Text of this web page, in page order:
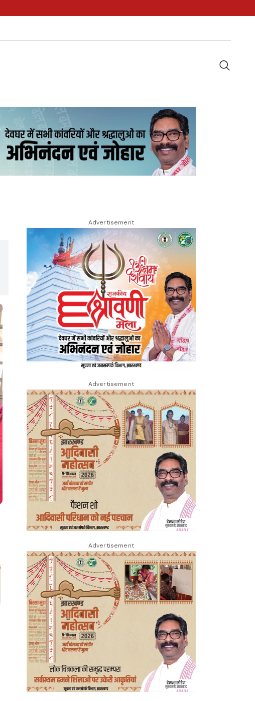
Advertisement
Advertisement
Advertisement